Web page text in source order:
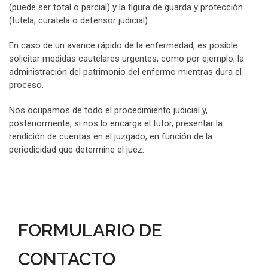
(puede ser total o parcial) y la figura de guarda y protección
(tutela, curatela o defensor judicial).
En caso de un avance rápido de la enfermedad, es posible
solicitar medidas cautelares urgentes, como por ejemplo, la
administración del patrimonio del enfermo mientras dura el
proceso.
Nos ocupamos de todo el procedimiento judicial y,
posteriormente, si nos lo encarga el tutor, presentar la
rendición de cuentas en el juzgado, en función de la
periodicidad que determine el juez.
FORMULARIO DE
CONTACTO